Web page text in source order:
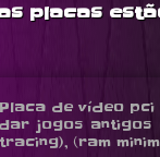
placas
Placa de vídeo
jogos antigos
(ram